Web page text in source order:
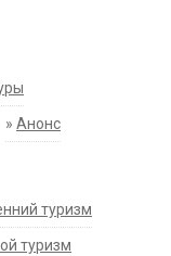
» Анонс
туризм
туризм